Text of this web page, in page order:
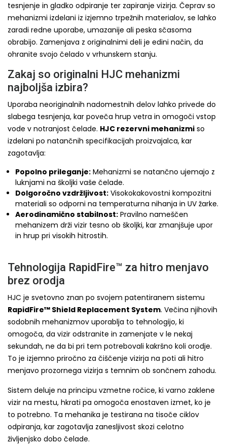
tesnjenje in gladko odpiranje ter zapiranje vizirja. Čeprav so
mehanizmi izdelani iz izjemno trpežnih materialov, se lahko
zaradi redne uporabe, umazanije ali peska sčasoma
obrabijo. Zamenjava z originalnimi deli je edini način, da
ohranite svojo čelado v vrhunskem stanju.
Zakaj so originalni HJC mehanizmi
najboljša izbira?
Uporaba neoriginalnih nadomestnih delov lahko privede do
slabega tesnjenja, kar poveča hrup vetra in omogoči vstop
vode v notranjost čelade. HJC rezervni mehanizmi so
izdelani po natančnih specifikacijah proizvajalca, kar
zagotavlja:
Popolno prileganje: Mehanizmi se natančno ujemajo z
luknjami na školjki vaše čelade.
Dolgoročno vzdržljivost: Visokokakovostni kompozitni
materiali so odporni na temperaturna nihanja in UV žarke.
Aerodinamično stabilnost: Pravilno nameščen
mehanizem drži vizir tesno ob školjki, kar zmanjšuje upor
in hrup pri visokih hitrostih.
Tehnologija RapidFire™ za hitro menjavo
brez orodja
HJC je svetovno znan po svojem patentiranem sistemu
RapidFire™ Shield Replacement System. Večina njihovih
sodobnih mehanizmov uporablja to tehnologijo, ki
omogoča, da vizir odstranite in zamenjate v le nekaj
sekundah, ne da bi pri tem potrebovali kakršno koli orodje.
To je izjemno priročno za čiščenje vizirja na poti ali hitro
menjavo prozornega vizirja s temnim ob sončnem zahodu.
Sistem deluje na principu vzmetne ročice, ki varno zaklene
vizir na mestu, hkrati pa omogoča enostaven izmet, ko je
to potrebno. Ta mehanika je testirana na tisoče ciklov
odpiranja, kar zagotavlja zanesljivost skozi celotno
življenjsko dobo čelade.